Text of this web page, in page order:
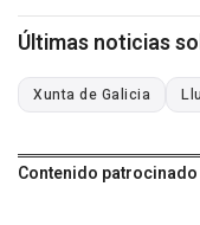
Últimas noticias
Xunta de Galicia
Contenido patrocinado